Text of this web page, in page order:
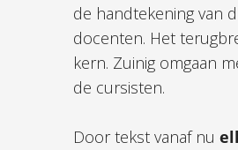
de handtekening van
docenten. Het
kern. Zuinig omgaan
de cursisten.
Door tekst vanaf nu